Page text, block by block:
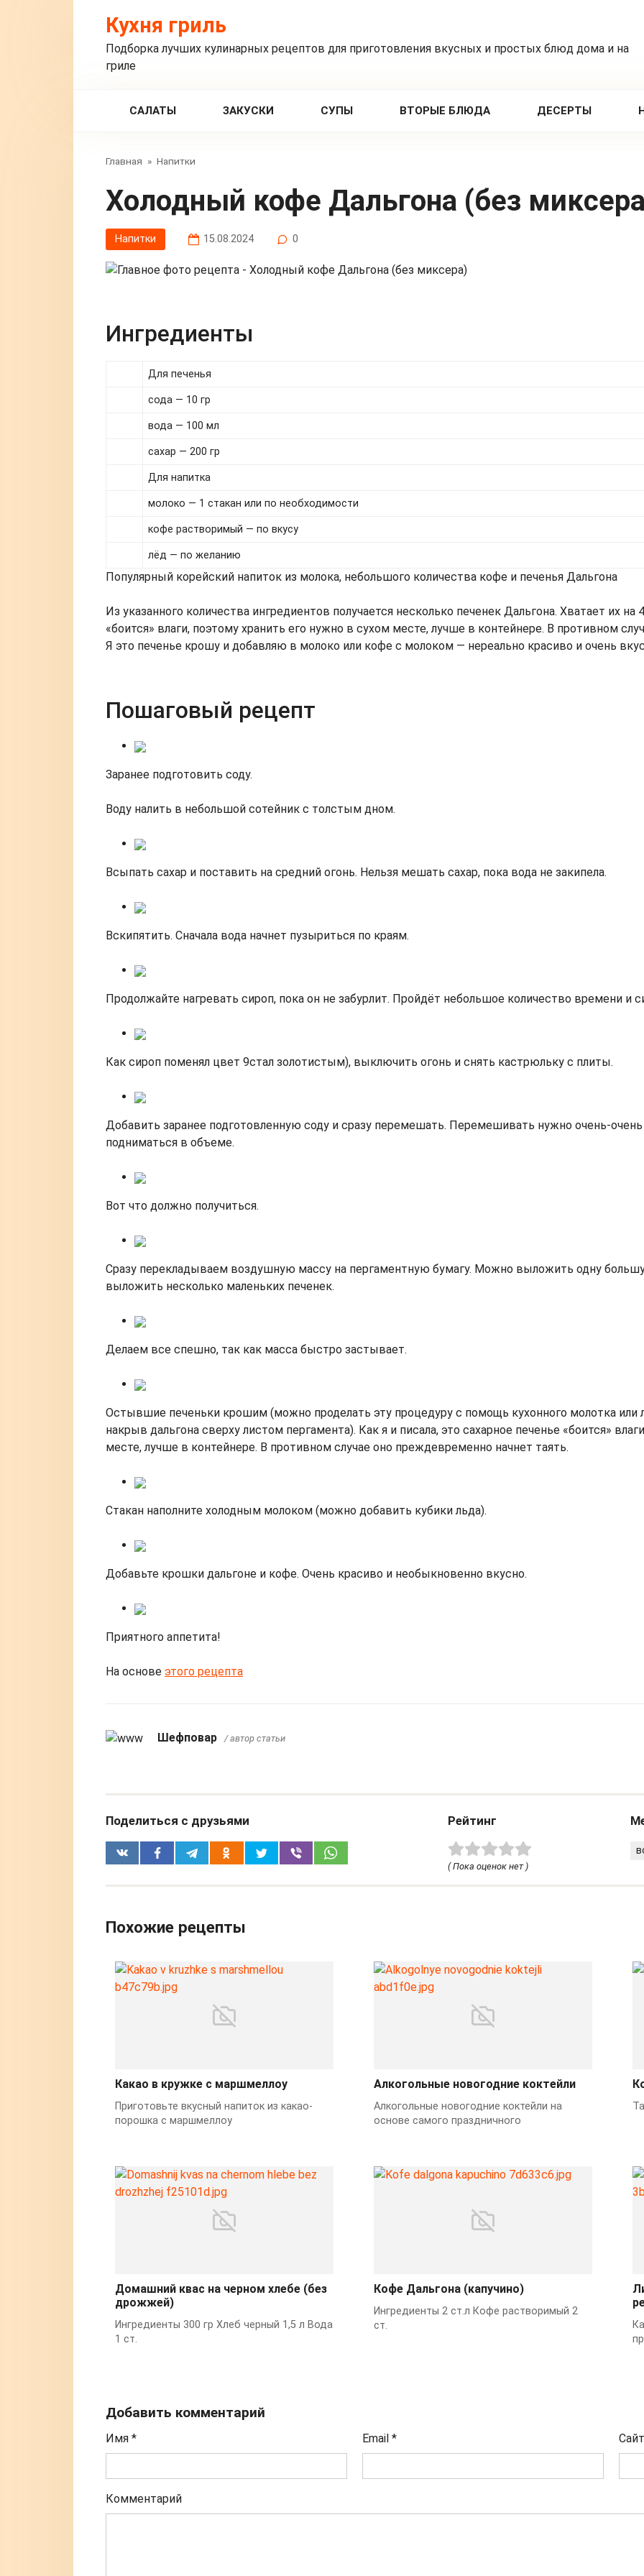
Кухня гриль
Подборка лучших кулинарных рецептов для приготовления вкусных и простых блюд дома и на
гриле
САЛАТЫ ЗАКУСКИ СУПЫ ВТОРЫЕ БЛЮДА ДЕСЕРТЫ
Главная » Напитки
Холодный кофе Дальгона (без
Напитки 15.08.2024 0
Ингредиенты
Для печенья
сода — 10 гр
вода — 100 мл
сахар — 200 гр
Для напитка
молоко — 1 стакан или по необходимости
кофе растворимый — по вкусу
лёд — по желанию
Популярный корейский напиток из молока, небольшого количества кофе и печенья Дальгона
Из указанного количества ингредиентов получается несколько печенек Дальгона. Хватает их
«боится» влаги, поэтому хранить его нужно в сухом месте, лучше в контейнере. В противном
Я это печенье крошу и добавляю в молоко или кофе с молоком — нереально красиво и очень
Пошаговый рецепт
Заранее подготовить соду.
Воду налить в небольшой сотейник с толстым дном.
Всыпать сахар и поставить на средний огонь. Нельзя мешать сахар, пока вода не закипела.
Вскипятить. Сначала вода начнет пузыриться по краям.
Продолжайте нагревать сироп, пока он не забурлит. Пройдёт небольшое количество времени и
Как сироп поменял цвет 9стал золотистым), выключить огонь и снять кастрюльку с плиты.
Добавить заранее подготовленную соду и сразу перемешать. Перемешивать нужно очень-
подниматься в объеме.
Вот что должно получиться.
Сразу перекладываем воздушную массу на пергаментную бумагу. Можно выложить одну
выложить несколько маленьких печенек.
Делаем все спешно, так как масса быстро застывает.
Остывшие печеньки крошим (можно проделать эту процедуру с помощь кухонного молотка или
накрыв дальгона сверху листом пергамента). Как я и писала, это сахарное печенье «боится»
месте, лучше в контейнере. В противном случае оно преждевременно начнет таять.
Стакан наполните холодным молоком (можно добавить кубики льда).
Добавьте крошки дальгоне и кофе. Очень красиво и необыкновенно вкусно.
Приятного аппетита!
На основе этого рецепта
Шефповар / автор статьи
Поделиться с друзьями Рейтинг
( Пока оценок нет )
Похожие рецепты
Какао в кружке с маршмеллоу
Приготовьте вкусный напиток из какао-
порошка с маршмеллоу
Алкогольные новогодние коктейли
Алкогольные новогодние коктейли на
основе самого праздничного
Домашний квас на черном хлебе (без
дрожжей)
Ингредиенты 300 гр Хлеб черный 1,5 л Вода
1 ст.
Кофе Дальгона (капучино)
Ингредиенты 2 ст.л Кофе растворимый 2
ст.
Добавить комментарий
Имя * Email * Сайт
Комментарий